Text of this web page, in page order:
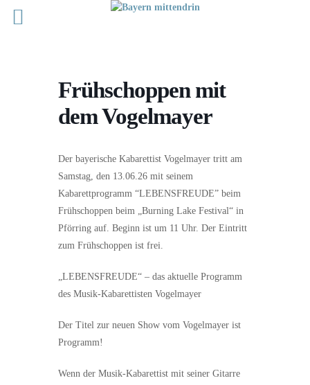
Frühschoppen mit
dem Vogelmayer
Der bayerische Kabarettist Vogelmayer tritt am
Samstag, den 13.06.26 mit seinem
Kabarettprogramm “LEBENSFREUDE” beim
Frühschoppen beim „Burning Lake Festival“ in
Pförring auf. Beginn ist um 11 Uhr. Der Eintritt
zum Frühschoppen ist frei.
„LEBENSFREUDE“ – das aktuelle Programm
des Musik-Kabarettisten Vogelmayer
Der Titel zur neuen Show vom Vogelmayer ist
Programm!
Wenn der Musik-Kabarettist mit seiner Gitarre